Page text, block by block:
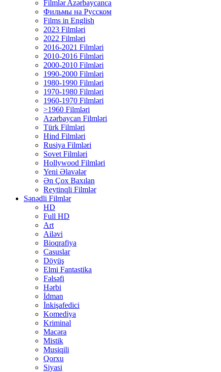
Filmlər Azərbaycanca
Фильмы на Русском
Films in English
2023 Filmləri
2022 Filmləri
2016-2021 Filmləri
2010-2016 Filmləri
2000-2010 Filmləri
1990-2000 Filmləri
1980-1990 Filmləri
1970-1980 Filmləri
1960-1970 Filmləri
>1960 Filmləri
Azərbaycan Filmləri
Türk Filmləri
Hind Filmləri
Rusiya Filmləri
Sovet Filmləri
Hollywood Filmləri
Yeni Əlavələr
Ən Çox Baxılan
Reytinqli Filmlər
Sənədli Filmlər
HD
Full HD
Art
Ailəvi
Bioqrafiya
Casuslar
Döyüş
Elmi Fantastika
Fəlsəfi
Hərbi
İdman
İnkişafedici
Komediya
Kriminal
Macəra
Mistik
Musiqili
Qorxu
Siyasi